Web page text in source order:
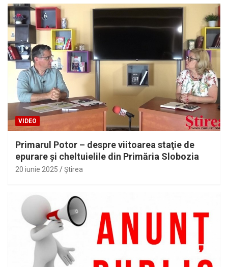
VIDEO
Primarul Potor – despre viitoarea staţie de
epurare şi cheltuielile din Primăria Slobozia
20 iunie 2025 Ştirea